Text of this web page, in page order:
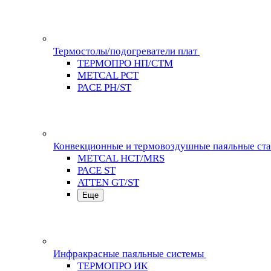
Термостолы/подогреватели плат
ТЕРМОПРО НП/СТМ
METCAL PCT
PACE PH/ST
Конвекционные и термовоздушные паяльные
METCAL HCT/MRS
PACE ST
ATTEN GT/ST
Еще
Инфракрасные паяльные системы
ТЕРМОПРО ИК